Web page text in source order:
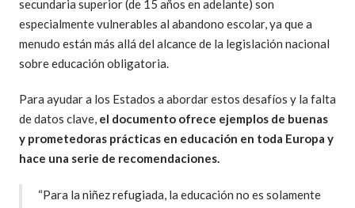
secundaria superior (de 15 años en adelante) son
especialmente vulnerables al abandono escolar, ya que a
menudo están más allá del alcance de la legislación nacional
sobre educación obligatoria.
Para ayudar a los Estados a abordar estos desafíos y la falta
de datos clave, el documento ofrece ejemplos de buenas
y prometedoras prácticas en educación en toda Europa y
hace una serie de recomendaciones.
“Para la niñez refugiada, la educación no es solamente